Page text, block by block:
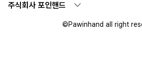
주식회사 포인핸드
©Pawinhand all right